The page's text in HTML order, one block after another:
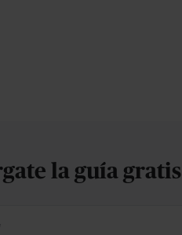
la guía gratis